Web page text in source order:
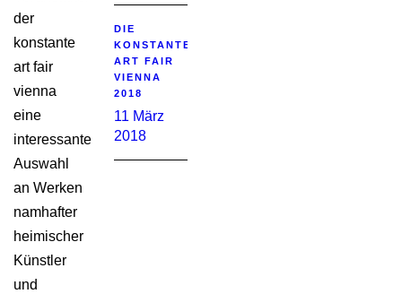
der
konstante
art fair
vienna
eine
interessante
Auswahl
an Werken
namhafter
heimischer
Künstler
und
DIE
KONSTANTE
ART FAIR
VIENNA
2018
11 März
2018